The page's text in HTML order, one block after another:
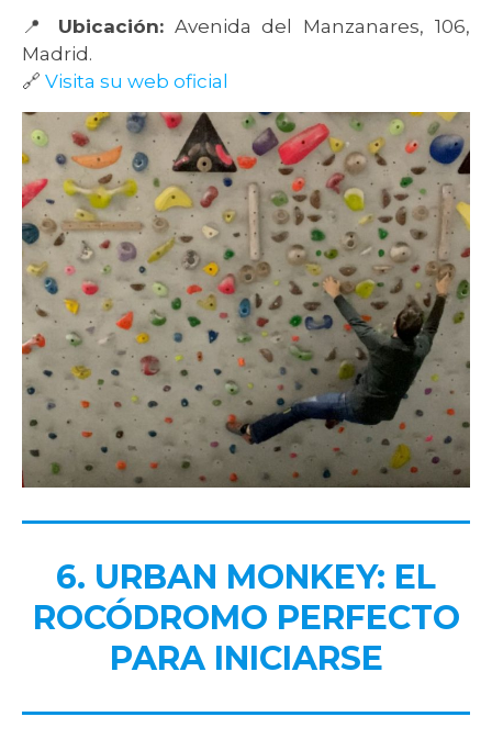
📍 Ubicación:Avenida del Manzanares, 106,
Madrid.
🔗 Visita su web oficial
6. URBAN MONKEY: EL
ROCÓDROMO PERFECTO
PARA INICIARSE